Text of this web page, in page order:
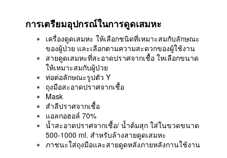
การเตรียมอุปกรณ์ในการดูดเสมหะ
เครื่องดูดเสมหะ ให้เลือกชนิดที่เหมาะสมกับลักษณะ
ของผู้ป่วย และเลือกตามความสะดวกของผู้ใช้งาน
สายดูดเสมหะที่สะอาดปราศจากเชื้อ ใหเลือกขนาด
ให้เหมาะสมกับผู้ป่วย
ท่อต่อลักษณะรูปตัว Y
ถุงมือสะอาดปราศจากเชื้อ
Mask
สำลีปราศจากเชื้อ
แอลกอฮอล์ 70%
น้ำสะอาดปราศจากเชื้อ/ น้ำต้มสุก ใส่ในขวดขนาด
500-1000 ml. สำหรับล้างสายดูดเสมหะ
ภาชนะใส่ถุงมือและสายดูดหลังภายหลังกานใช้งาน